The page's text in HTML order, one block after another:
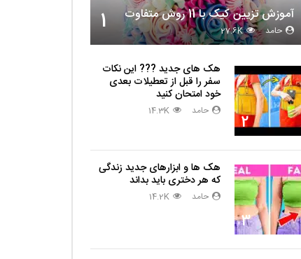
1 آموزش تزیین کیک با 11 روش متفاوت
حامد 27.6K
2
هک های جدید ??️? این نکات
سفر را قبل از تعطیلات بعدی
خود امتحان کنید
حامد 14.3K
3
هک ها و ابزارهای جدید زندگی
که هر دختری باید بداند
حامد 14.2K